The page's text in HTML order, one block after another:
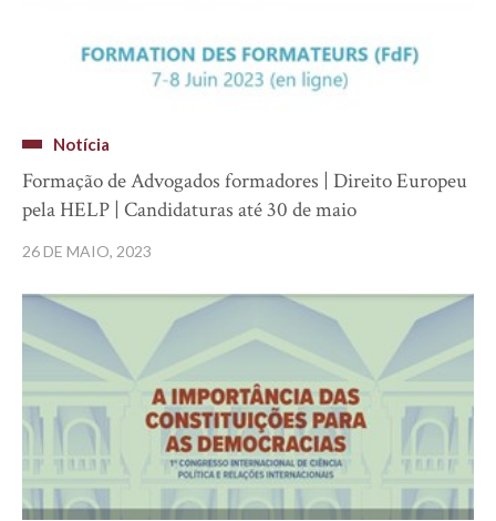
Notícia
Formação de Advogados formadores | Direito Europeu
pela HELP | Candidaturas até 30 de maio
26 DE MAIO, 2023